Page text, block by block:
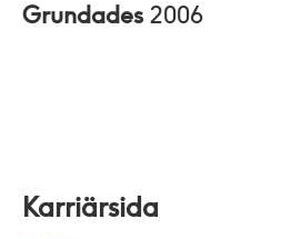
Grundades 2006
Karriärsida